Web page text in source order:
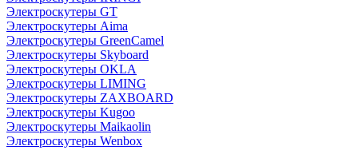
Электроскутеры GT
Электроскутеры Aima
Электроскутеры GreenCamel
Электроскутеры Skyboard
Электроскутеры OKLA
Электроскутеры LIMING
Электроскутеры ZAXBOARD
Электроскутеры Kugoo
Электроскутеры Maikaolin
Электроскутеры Wenbox